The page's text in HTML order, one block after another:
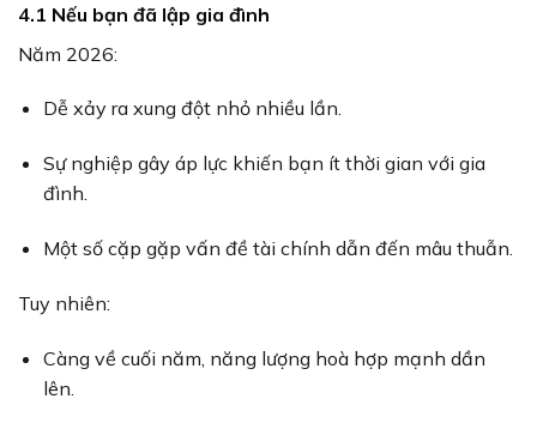
4.1 Nếu bạn đã lập gia đình
Năm 2026:
Dễ xảy ra xung đột nhỏ nhiều lần.
Sự nghiệp gây áp lực khiến bạn ít thời gian với gia
đình.
Một số cặp gặp vấn đề tài chính dẫn đến mâu thuẫn.
Tuy nhiên:
Càng về cuối năm, năng lượng hoà hợp mạnh dần
lên.